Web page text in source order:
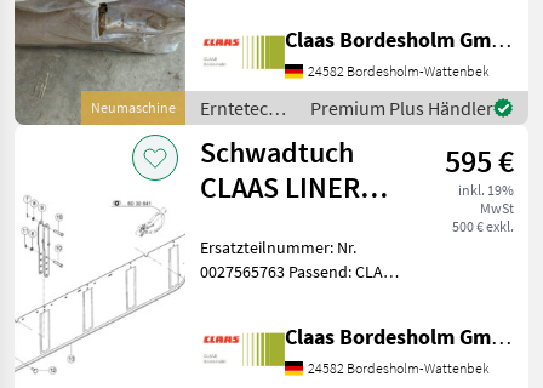
Neumaschine
verpackt Erntetechnik
Grünland Sonstige
Maschinen Erntetechnik
Grünland
Claas Bordesholm GmbH
24582 Bordesholm-Wattenbek
Erntetechnik
Grünland /
Claas
Premium Plus Händler
Schwadtuch
CLAAS LINER
Business/Trend
595 €
inkl. 19%
MwSt
500 € exkl.
Ersatzteilnummer: Nr.
0027565763 Passend: CLAAS
Grünland Sonstige
Maschinen Erntetechnik
Claas Bordesholm GmbH
24582 Bordesholm-Wattenbek